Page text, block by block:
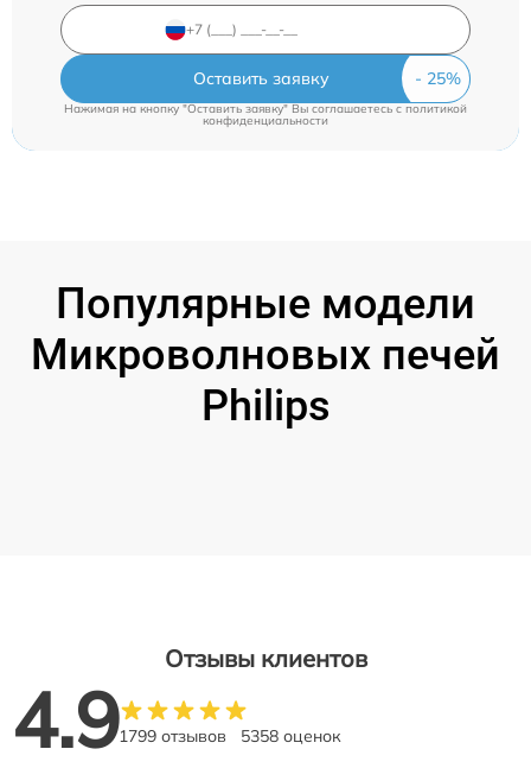
Оставить заявку
Нажимая на кнопку "Оставить заявку" Вы соглашаетесь cполитикой
конфиденциальности
Популярные модели
Микроволновых печей
Philips
Отзывы клиентов
4.91799 отзывов 5358 оценок